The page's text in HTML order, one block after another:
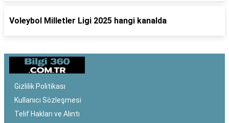
Voleybol Milletler Ligi 2025 hangi kanalda
Gizlilik Politikası
Kullanıcı Sözleşmesi
Telif Hakları ve Alıntı